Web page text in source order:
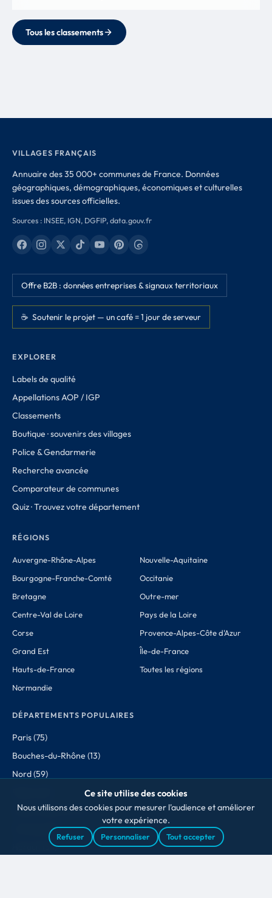
Tous les classements
VILLAGES FRANÇAIS
Annuaire des 35 000+ communes de France. Données
géographiques, démographiques, économiques et culturelles
issues des sources officielles.
Sources : INSEE, IGN, DGFIP, data.gouv.fr
Offre B2B : données entreprises & signaux territoriaux
☕ Soutenir le projet — un café = 1 jour de serveur
EXPLORER
Labels de qualité
Appellations AOP / IGP
Classements
Boutique · souvenirs des villages
Police & Gendarmerie
Recherche avancée
Comparateur de communes
Quiz · Trouvez votre département
RÉGIONS
Auvergne-Rhône-Alpes
Bourgogne-Franche-Comté
Bretagne
Centre-Val de Loire
Corse
Grand Est
Hauts-de-France
Normandie
Nouvelle-Aquitaine
Occitanie
Outre-mer
Pays de la Loire
Provence-Alpes-Côte d'Azur
Île-de-France
Toutes les régions
DÉPARTEMENTS POPULAIRES
Paris (75)
Bouches-du-Rhône (13)
Nord (59)
Haute-Garonne (31)
Gironde (33)
Hérault (34)
Ce site utilise des cookies
Nous utilisons des cookies pour mesurer l'audience et améliorer
votre expérience.
Refuser Personnaliser Tout accepter